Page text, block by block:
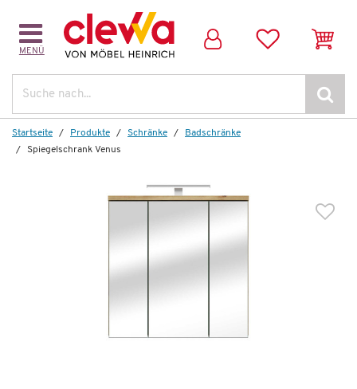
MENÜ
Startseite Produkte Schränke
Badschränke
Spiegelschrank Venus
Weitere Artikel aus der Serie
119,99 €